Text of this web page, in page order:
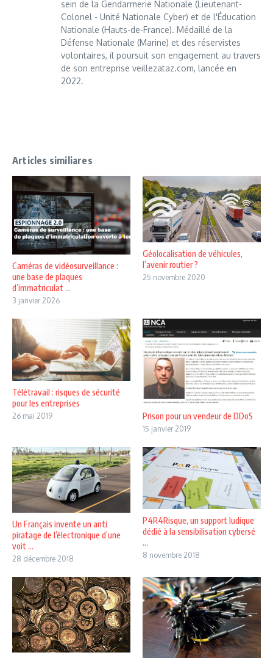
sein de la Gendarmerie Nationale (Lieutenant-
Colonel - Unité Nationale Cyber) et de l'Éducation
Nationale (Hauts-de-France). Médaillé de la
Défense Nationale (Marine) et des réservistes
volontaires, il poursuit son engagement au travers
de son entreprise veillezataz.com, lancée en
2022.
Articles similiares
Caméras de vidéosurveillance :
une base de plaques
d’immatriculat ...
3 janvier 2026
Géolocalisation de véhicules,
l’avenir routier ?
25 novembre 2020
Télétravail : risques de sécurité
pour les entreprises
26 mai 2019 Prison pour un vendeur de DDoS
15 janvier 2019
Un Français invente un anti
piratage de l’électronique d’une
voit ...
28 décembre 2018
P4R4Risque, un support ludique
dédié à la sensibilisation cybersé
...
8 novembre 2018